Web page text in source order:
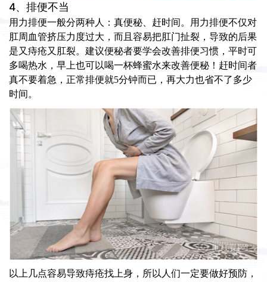
4、排便不当
用力排便一般分两种人：真便秘、赶时间。用力排便不仅对
肛周血管挤压力度过大，而且容易把肛门扯裂，导致的后果
是又痔疮又肛裂。建议便秘者要学会改善排便习惯，平时可
多喝热水，早上也可以喝一杯蜂蜜水来改善便秘！赶时间者
真不要着急，正常排便就5分钟而已，再大力也省不了多少
时间。
以上几点容易导致痔疮找上身，所以人们一定要做好预防，